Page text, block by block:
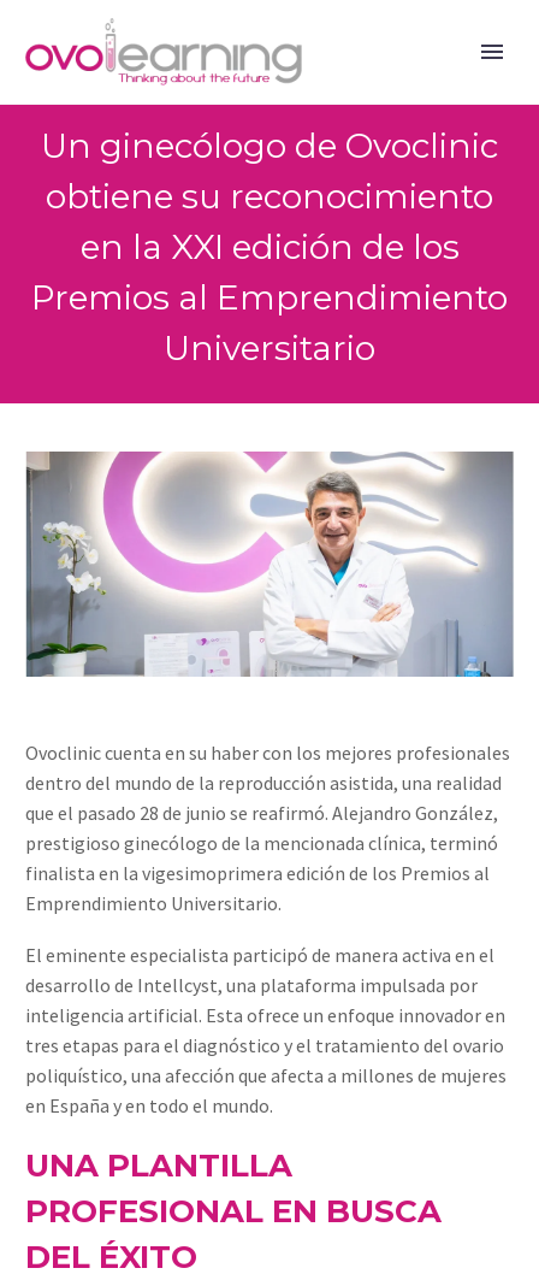
Un ginecólogo de Ovoclinic
obtiene su reconocimiento
en la XXI edición de los
Premios al Emprendimiento
Universitario
Ovoclinic cuenta en su haber con los mejores profesionales
dentro del mundo de la reproducción asistida, una realidad
que el pasado 28 de junio se reafirmó. Alejandro González,
prestigioso ginecólogo de la mencionada clínica, terminó
finalista en la vigesimoprimera edición de los Premios al
Emprendimiento Universitario.
El eminente especialista participó de manera activa en el
desarrollo de Intellcyst, una plataforma impulsada por
inteligencia artificial. Esta ofrece un enfoque innovador en
tres etapas para el diagnóstico y el tratamiento del ovario
poliquístico, una afección que afecta a millones de mujeres
en España y en todo el mundo.
UNA PLANTILLA
PROFESIONAL EN BUSCA
DEL ÉXITO